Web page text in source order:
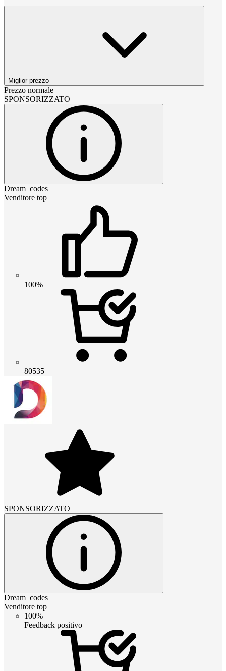
Miglior prezzo
Prezzo normale
SPONSORIZZATO
Dream_codes
Venditore top
100%
80535
SPONSORIZZATO
Dream_codes
Venditore top
100%
Feedback positivo